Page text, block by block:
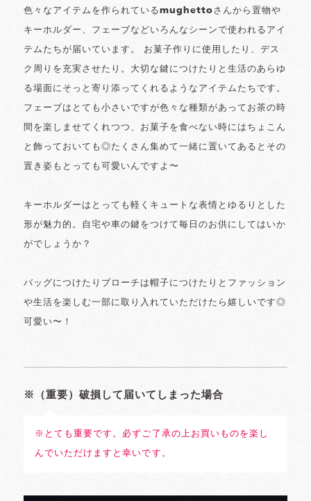
色々なアイテムを作られているmughettoさんから置物や
キーホルダー、フェーブなどいろんなシーンで使われるアイ
テムたちが届いています。 お菓子作りに使用したり、デス
ク周りを充実させたり。大切な鍵につけたりと生活のあらゆ
る場面にそっと寄り添ってくれるようなアイテムたちです。
フェーブはとても小さいですが色々な種類があってお茶の時
間を楽しませてくれつつ、お菓子を食べない時にはちょこん
と飾っておいても◎たくさん集めて一緒に置いてあるとその
置き姿もとっても可愛いんですよ〜
キーホルダーはとっても軽くキュートな表情とゆるりとした
形が魅力的。自宅や車の鍵をつけて毎日のお供にしてはいか
がでしょうか？
バッグにつけたりブローチは帽子につけたりとファッション
や生活を楽しむ一部に取り入れていただけたら嬉しいです◎
可愛い〜！
※（重要）破損して届いてしまった場合
※とても重要です。必ずご了承の上お買いものを楽し
んでいただけますと幸いです。